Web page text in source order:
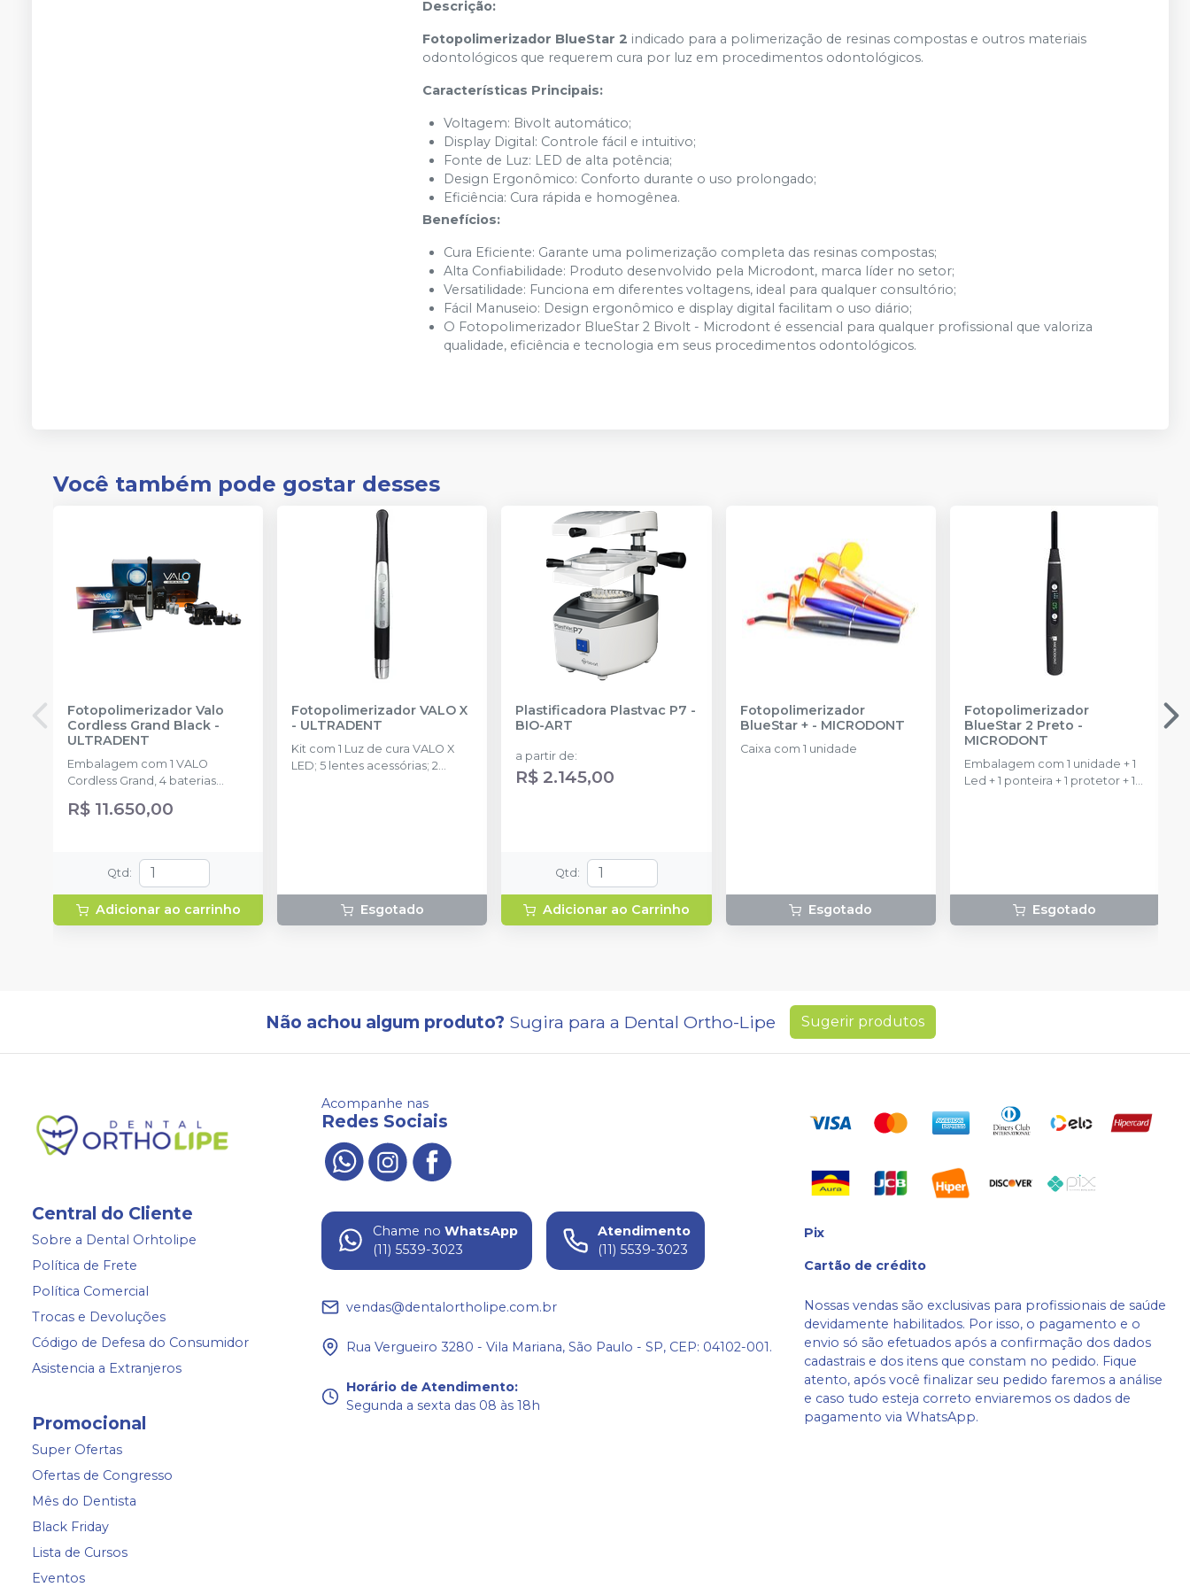
Descrição:
Fotopolimerizador BlueStar 2 indicado para a polimerização de resinas compostas e outros materiais
odontológicos que requerem cura por luz em procedimentos odontológicos.
Características Principais:
Voltagem: Bivolt automático;
Display Digital: Controle fácil e intuitivo;
Fonte de Luz: LED de alta potência;
Design Ergonômico: Conforto durante o uso prolongado;
Eficiência: Cura rápida e homogênea.
Benefícios:
Cura Eficiente: Garante uma polimerização completa das resinas compostas;
Alta Confiabilidade: Produto desenvolvido pela Microdont, marca líder no setor;
Versatilidade: Funciona em diferentes voltagens, ideal para qualquer consultório;
Fácil Manuseio: Design ergonômico e display digital facilitam o uso diário;
O Fotopolimerizador BlueStar 2 Bivolt - Microdont é essencial para qualquer profissional que valoriza
qualidade, eficiência e tecnologia em seus procedimentos odontológicos.
Você também pode gostar desses
Fotopolimerizador Valo
Cordless Grand Black -
ULTRADENT
Embalagem com 1 VALO
Cordless Grand, 4 baterias
barreiras protetoras, 1 suporte, 1
R$ 11.650,00
Qtd :
Adicionar ao carrinho
Fotopolimerizador VALO X
- ULTRADENT
Kit com 1 Luz de cura VALO X
LED; 5 lentes acessórias; 2
de barreira.
Esgotado
Plastificadora Plastvac P7 -
BIO-ART
a partir de:
R$ 2.145,00
Qtd :
Adicionar ao Carrinho
Fotopolimerizador
BlueStar +- MICRODONT
Caixa com 1 unidade
Esgotado
Fotopolimerizador
BlueStar 2 Preto -
MICRODONT
Embalagem com 1 unidade + 1
Led + 1 ponteira + 1 protetor + 1
Esgotado
Não achou algum produto? Sugira para a Dental Ortho-Lipe Sugerir produtos
Central do Cliente
Sobre a Dental Orhtolipe
Política de Frete
Política Comercial
Trocas e Devoluções
Código de Defesa do Consumidor
Asistencia a Extranjeros
Promocional
Super Ofertas
Ofertas de Congresso
Mês do Dentista
Black Friday
Lista de Cursos
Eventos
Acompanhe nas
Redes Sociais
Chame no WhatsApp
(11) 5539-3023
Atendimento
(11) 5539-3023
vendas@dentalortholipe.com.br
Rua Vergueiro 3280 - Vila Mariana, São Paulo - SP, CEP: 04102-001.
Horário de Atendimento:
Segunda a sexta das 08 às 18h
Pix
Cartão de crédito
Nossas vendas são exclusivas para profissionais de saúde
devidamente habilitados. Por isso, o pagamento e o
envio só são efetuados após a confirmação dos dados
cadastrais e dos itens que constam no pedido. Fique
atento, após você finalizar seu pedido faremos a análise
e caso tudo esteja correto enviaremos os dados de
pagamento via WhatsApp.